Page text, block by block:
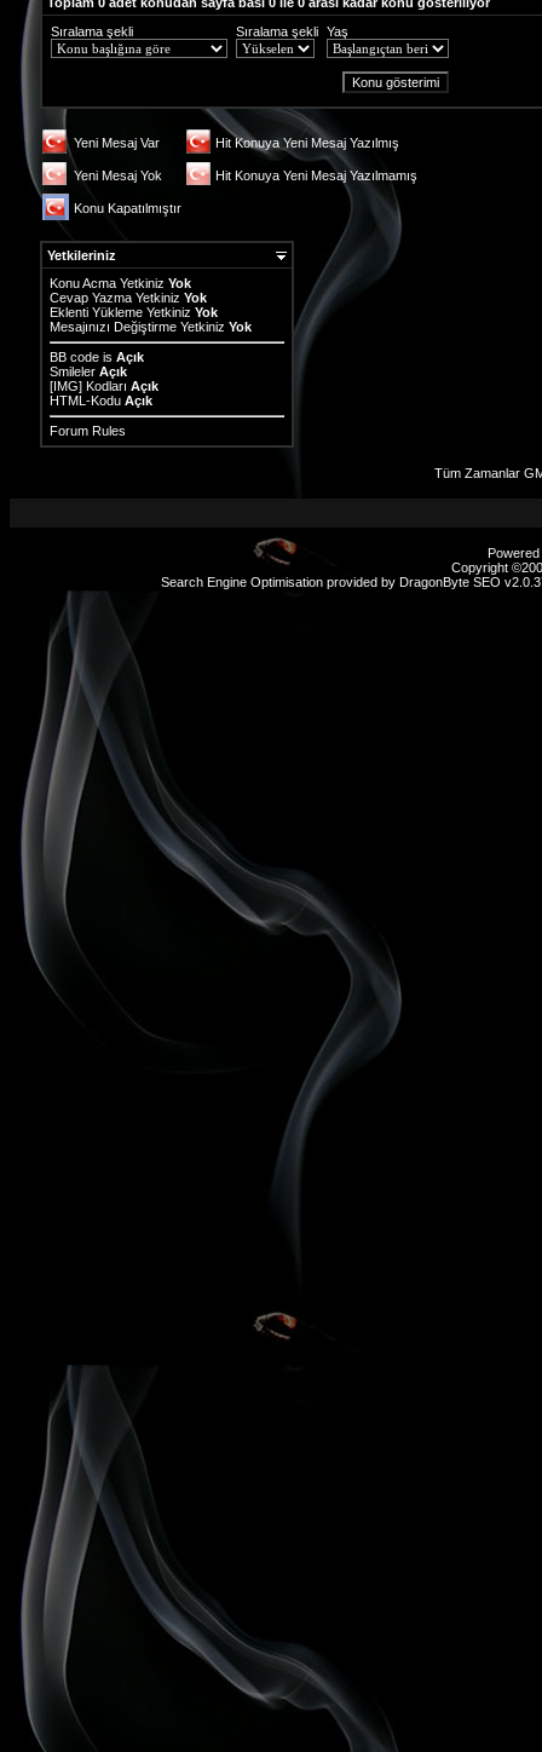
Sıralama şekli
Sıralama şekli Yaş
Yeni Mesaj Var Hit Konuya Yeni Mesaj Yazılmış
Yeni Mesaj Yok Hit Konuya Yeni Mesaj Yazılmamış
Konu Kapatılmıştır
Yetkileriniz
Konu Acma Yetkiniz Yok
Cevap Yazma Yetkiniz Yok
Eklenti Yükleme Yetkiniz Yok
Mesajınızı Değiştirme Yetkiniz Yok
BB code is Açık
Smileler Açık
[IMG] Kodları Açık
HTML-Kodu Açık
Forum Rules
Tüm Zamanlar
Copyright
Search Engine Optimisation provided by DragonByte SEO
hikayeleri